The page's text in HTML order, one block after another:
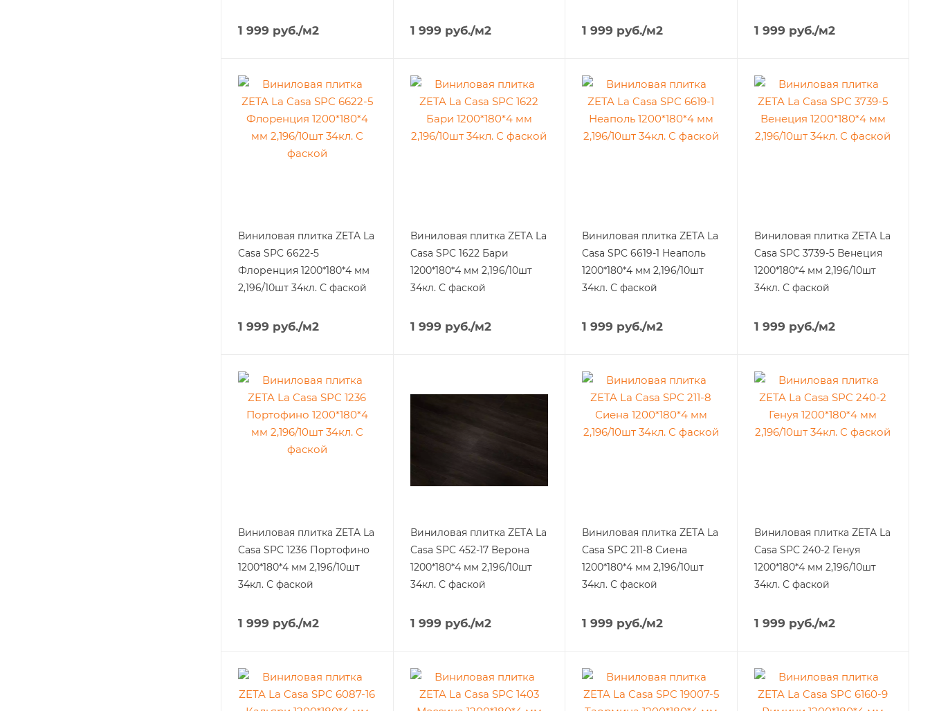
1 999 руб./м2 1 999 руб./м2 1 999 руб./м2 1 999 руб./м2
Виниловая плитка ZETA La
Casa SPC 6622-5
Флоренция 1200*180*4 мм
2,196/10шт 34кл. С фаской
1 999 руб./м2
Виниловая плитка ZETA La
Casa SPC 1622 Бари
1200*180*4 мм 2,196/10шт
34кл. С фаской
1 999 руб./м2
Виниловая плитка ZETA La
Casa SPC 6619-1 Неаполь
1200*180*4 мм 2,196/10шт
34кл. С фаской
1 999 руб./м2
Виниловая плитка ZETA La
Casa SPC 3739-5 Венеция
1200*180*4 мм 2,196/10шт
34кл. С фаской
1 999 руб./м2
Виниловая плитка ZETA La
Casa SPC 1236 Портофино
1200*180*4 мм 2,196/10шт
34кл. С фаской
1 999 руб./м2
Виниловая плитка ZETA La
Casa SPC 452-17 Верона
1200*180*4 мм 2,196/10шт
34кл. С фаской
1 999 руб./м2
Виниловая плитка ZETA La
Casa SPC 211-8 Сиена
1200*180*4 мм 2,196/10шт
34кл. С фаской
1 999 руб./м2
Виниловая плитка ZETA La
Casa SPC 240-2 Генуя
1200*180*4 мм 2,196/10шт
34кл. С фаской
1 999 руб./м2